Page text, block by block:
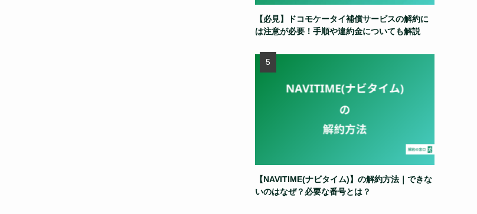
【必見】ドコモケータイ補償サービスの解約に
は注意が必要！手順や違約金についても解説
【NAVITIME(ナビタイム)】の解約方法｜できな
いのはなぜ？必要な番号とは？